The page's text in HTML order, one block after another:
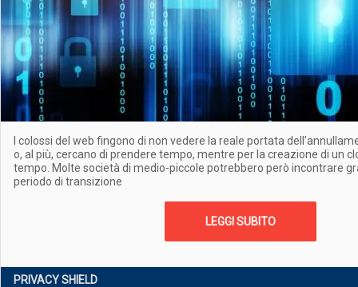
I colossi del web fingono di non vedere la reale portata
o, al più, cercano di prendere tempo, mentre per la creazione di un
tempo. Molte società di medio-piccole potrebbero però incontrare
periodo di transizione
LEGGI SUBITO
PRIVACY SHIELD